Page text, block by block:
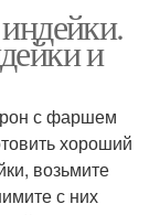
и
с фаршем
хороший
возьмите
с них